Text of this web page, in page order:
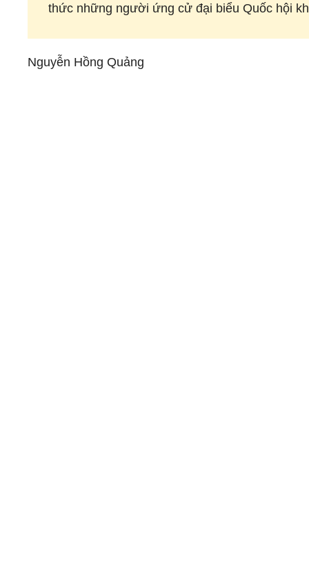
thức những người ứng cử đại biểu Quốc hội
Nguyễn Hồng Quảng